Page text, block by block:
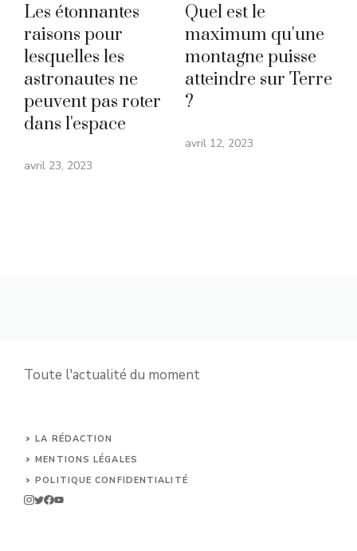
Les étonnantes
raisons pour
lesquelles les
astronautes ne
peuvent pas roter
dans l'espace
avril 23, 2023
Quel est le
maximum qu'une
montagne puisse
atteindre sur Terre
?
avril 12, 2023
Toute l'actualité du moment
LA RÉDACTION
MENTIONS LÉGALES
POLITIQUE CONFIDENTIALITÉ